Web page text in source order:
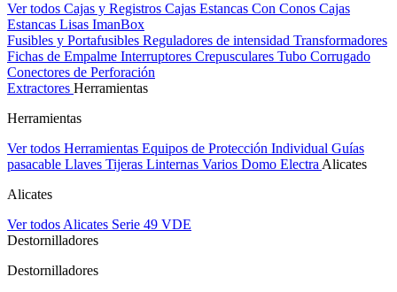
Ver todos Cajas y Registros Cajas Estancas Con Conos Cajas
Estancas Lisas ImanBox
Fusibles y Portafusibles Reguladores de intensidad Transformadores
Fichas de Empalme Interruptores Crepusculares Tubo Corrugado
Conectores de Perforación
Extractores Herramientas
Herramientas
Ver todos Herramientas Equipos de Protección Individual Guías
pasacable Llaves Tijeras Linternas Varios Domo Electra Alicates
Alicates
Ver todos Alicates Serie 49 VDE
Destornilladores
Destornilladores